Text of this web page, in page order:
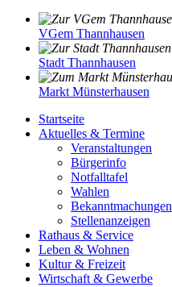
VGem Thannhausen
Stadt Thannhausen
Markt Münsterhausen
Startseite
Aktuelles & Termine
Veranstaltungen
Bürgerinfo
Notfalltafel
Wahlen
Bekanntmachungen
Stellenanzeigen
Rathaus & Service
Leben & Wohnen
Kultur & Freizeit
Wirtschaft & Gewerbe